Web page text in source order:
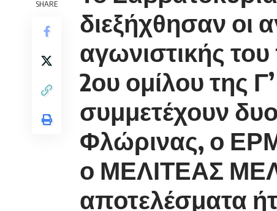
SHARE
διεξήχθησαν οι
αγωνιστικής
2ου ομίλου της
συμμετέχουν
Φλώρινας, ο
ο ΜΕΛΙΤΕΑΣ
αποτελέσματα